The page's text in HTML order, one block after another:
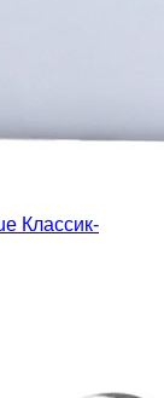
Классик-